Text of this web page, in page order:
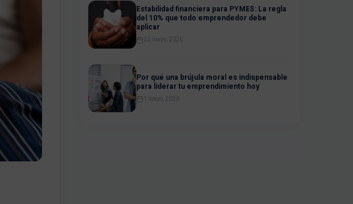
Estabilidad financiera para PYMES: La regla
del 10% que todo emprendedor debe
aplicar
22 mayo, 2026
Por qué una brújula moral es indispensable
para liderar tu emprendimiento hoy
1 mayo, 2026